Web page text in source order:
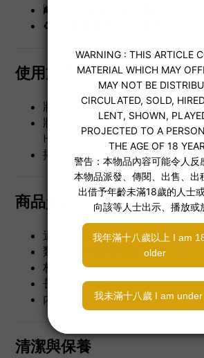
🌬
♻️
使用方式
將原有內膽取出
將 Dream Sleeve Chrysm 安
Handy 主體
搭配水性潤滑液使用，效果更
商品資訊
適用產品：The Handy 自動飛
類型：替換用內膽
材質：TPE
長度：約 13–14 cm
內徑：約 1–3.8 cm
清潔與保養